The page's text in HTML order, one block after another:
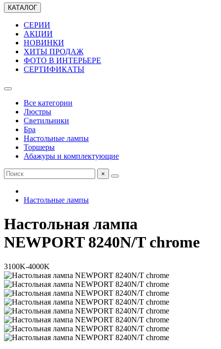
КАТАЛОГ
СЕРИИ
АКЦИИ
НОВИНКИ
ХИТЫ ПРОДАЖ
ФОТО В ИНТЕРЬЕРЕ
СЕРТИФИКАТЫ
Все категории
Люстры
Светильники
Бра
Настольные лампы
Торшеры
Абажуры и комплектующие
×
Настольные лампы
Настольная лампа
NEWPORT 8240N/T chrome
3100K-4000K